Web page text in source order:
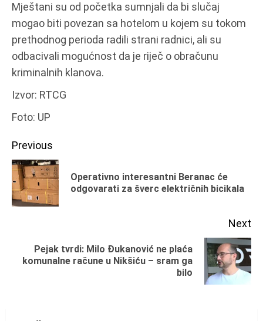
Mještani su od početka sumnjali da bi slučaj
mogao biti povezan sa hotelom u kojem su tokom
prethodnog perioda radili strani radnici, ali su
odbacivali mogućnost da je riječ o obračunu
kriminalnih klanova.
Izvor: RTCG
Foto: UP
Continue
Reading
Previous
Operativno interesantni Beranac će
odgovarati za šverc električnih bicikala
Next
Next
Pejak tvrdi: Milo Đukanović ne plaća
komunalne račune u Nikšiću – sram ga
bilo